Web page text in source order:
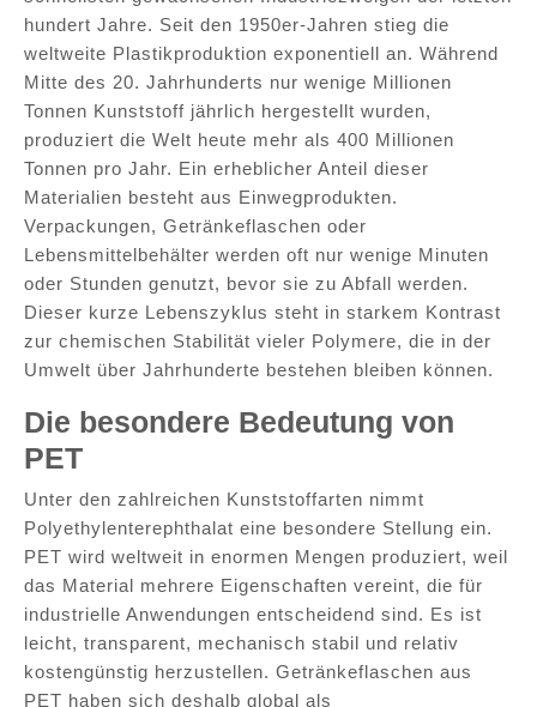
hundert Jahre. Seit den 1950er-Jahren stieg die
weltweite Plastikproduktion exponentiell an. Während
Mitte des 20. Jahrhunderts nur wenige Millionen
Tonnen Kunststoff jährlich hergestellt wurden,
produziert die Welt heute mehr als 400 Millionen
Tonnen pro Jahr. Ein erheblicher Anteil dieser
Materialien besteht aus Einwegprodukten.
Verpackungen, Getränkeflaschen oder
Lebensmittelbehälter werden oft nur wenige Minuten
oder Stunden genutzt, bevor sie zu Abfall werden.
Dieser kurze Lebenszyklus steht in starkem Kontrast
zur chemischen Stabilität vieler Polymere, die in der
Umwelt über Jahrhunderte bestehen bleiben können.
Die besondere Bedeutung von
PET
Unter den zahlreichen Kunststoffarten nimmt
Polyethylenterephthalat eine besondere Stellung ein.
PET wird weltweit in enormen Mengen produziert, weil
das Material mehrere Eigenschaften vereint, die für
industrielle Anwendungen entscheidend sind. Es ist
leicht, transparent, mechanisch stabil und relativ
kostengünstig herzustellen. Getränkeflaschen aus
PET haben sich deshalb global als